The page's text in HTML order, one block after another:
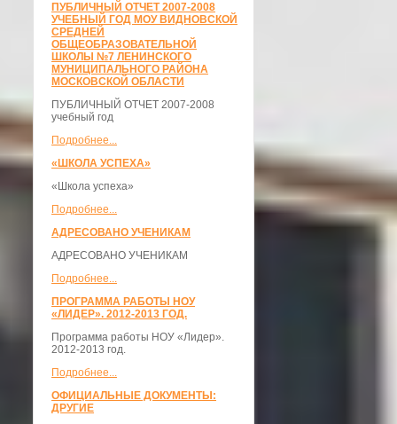
ПУБЛИЧНЫЙ ОТЧЕТ 2007-2008
УЧЕБНЫЙ ГОД МОУ ВИДНОВСКОЙ
СРЕДНЕЙ
ОБЩЕОБРАЗОВАТЕЛЬНОЙ
ШКОЛЫ №7 ЛЕНИНСКОГО
МУНИЦИПАЛЬНОГО РАЙОНА
МОСКОВСКОЙ ОБЛАСТИ
ПУБЛИЧНЫЙ ОТЧЕТ 2007-2008
учебный год
Подробнее...
«ШКОЛА УСПЕХА»
«Школа успеха»
Подробнее...
АДРЕСОВАНО УЧЕНИКАМ
АДРЕСОВАНО УЧЕНИКАМ
Подробнее...
ПРОГРАММА РАБОТЫ НОУ
«ЛИДЕР». 2012-2013 ГОД.
Программа работы НОУ «Лидер».
2012-2013 год.
Подробнее...
ОФИЦИАЛЬНЫЕ ДОКУМЕНТЫ:
ДРУГИЕ